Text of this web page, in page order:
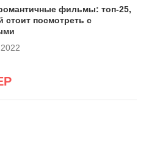
фильмы: топ-25,
стоит посмотреть с